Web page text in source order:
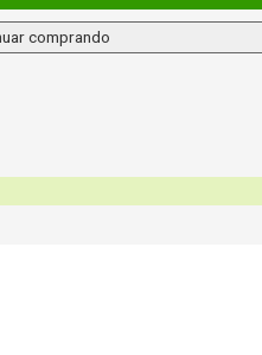
comprando